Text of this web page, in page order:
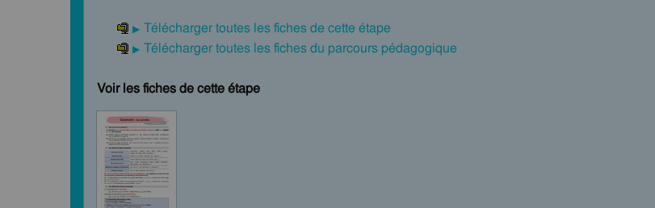
Télécharger toutes les fiches de cette étape
Télécharger toutes les fiches du parcours pédagogique
Voir les fiches de cette étape